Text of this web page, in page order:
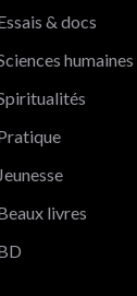
& docs
humaines
Jeunesse
livres